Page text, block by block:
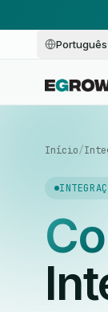
Português
Início/